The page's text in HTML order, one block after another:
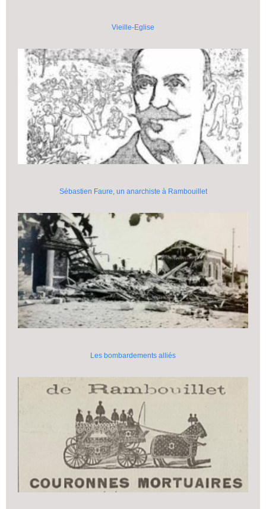
Vieille-Eglise
Sébastien Faure, un anarchiste à Rambouillet
Les bombardements alliés